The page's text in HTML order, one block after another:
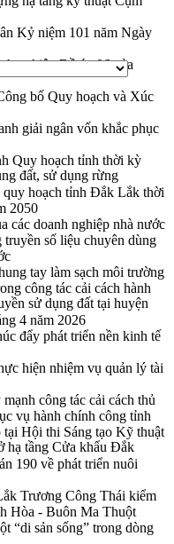
Kỷ niệm 101 năm Ngày
hiện Đề án 06 của
bố Quy hoạch và Xúc
giải ngân vốn khắc phục
Quy hoạch tỉnh thời kỳ
hoạch tỉnh Đắk Lắk thời
2050
các doanh nghiệp nhà nước
số liệu chuyên dùng
tay làm sạch môi trường
công tác cải cách hành
4 năm 2026
đẩy phát triển nền kinh tế
hiện nhiệm vụ quản lý tài
công tác cải cách thủ
vụ hành chính công tỉnh
Hội thi Sáng tạo Kỹ thuật
190 về phát triển nuôi
Trương Công Thái kiểm
Hòa - Buôn Ma Thuột
“di sản sống” trong dòng
đất, sử dụng rừng
sử dụng đất tại huyện
hạ tầng Cửa khẩu Đắk